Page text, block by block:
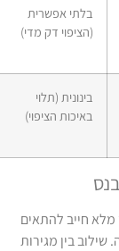
בלתי אפשרית
(הציפוי דק מדי)
בינונית (תלוי
באיכות הציפוי)
חייב להתאים
בין מגירות